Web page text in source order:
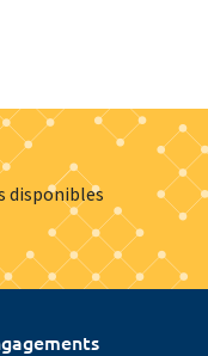
disponibles